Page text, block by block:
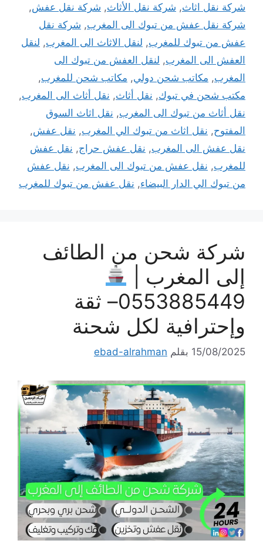
شركة نقل اثاث, شركة نقل الأثاث, شركة نقل عفش,
شركة نقل عفش من تبوك الى المغرب, شركة نقل
عفش من تبوك للمغرب, لنقل الاثاث الى المغرب, لنقل
العفش الى المغرب, لنقل العفش من تبوك الى
المغرب, مكاتب شحن دولي, مكاتب شحن للمغرب,
مكتب شحن في تبوك, نقل أثاث, نقل أثاث الى المغرب,
نقل أثاث من تبوك الى المغرب, نقل اثاث السوق
المفتوح, نقل اثاث من تبوك الي المغرب, نقل عفش,
نقل عفش الى المغرب, نقل عفش حراج, نقل عفش
للمغرب, نقل عفش من تبوك الى المغرب, نقل عفش
من تبوك الي الدار البيضاء, نقل عفش من تبوك للمغرب
شركة شحن من الطائف
إلى المغرب |
0553885449– ثقة
وإحترافية لكل شحنة
15/08/2025 بقلم ebad-alrahman